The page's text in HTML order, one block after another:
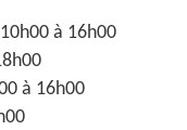
à 16h00
à 16h00